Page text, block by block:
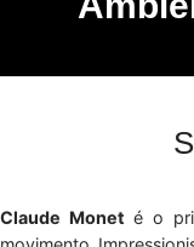
Claude Monet é o